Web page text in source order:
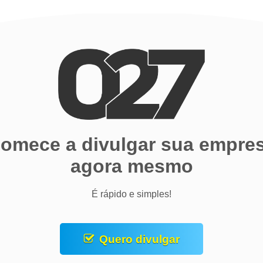
a divulgar sua
agora mesmo
É rápido e simples!
Quero divulgar